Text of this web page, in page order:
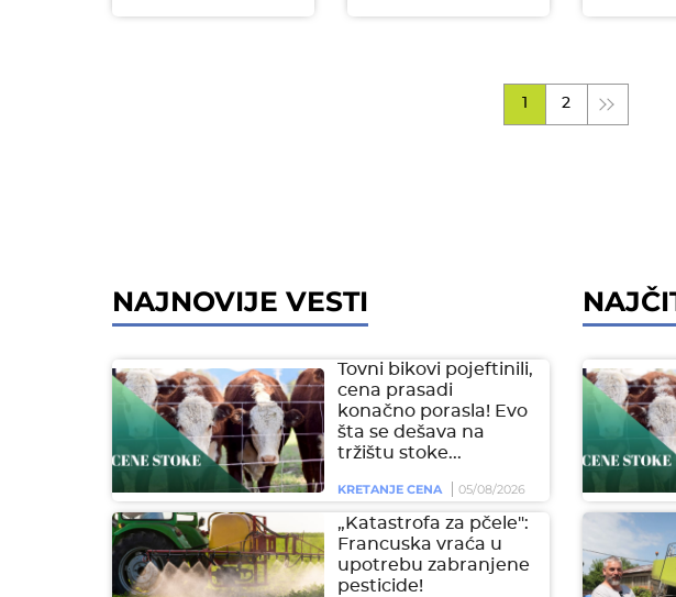
2
NAJNOVIJE VESTI
Tovni bikovi pojeftinili,
cena prasadi
konačno porasla! Evo
šta se dešava na
tržištu stoke...
KRETANJE CENA 05/08/2026
„Katastrofa za pčele":
Francuska vraća u
upotrebu zabranjene
pesticide!